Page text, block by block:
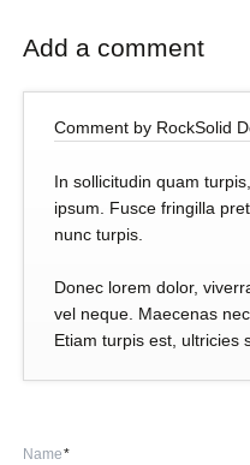
Add a comment
Comment by RockSolid
In sollicitudin quam
ipsum. Fusce fringilla
nunc turpis.
Donec lorem dolor,
vel neque. Maecenas
Etiam turpis est, ultricies
Mandatory
Name*